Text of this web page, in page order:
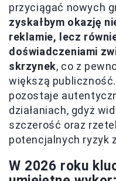
przyciągać nowych
zyskałbym okazję
reklamie, lecz
doświadczeniami
skrzynek, co z
większą
pozostaje
działaniach, gdyż
szczerość oraz
potencjalnych ryzyk
W 2026 roku